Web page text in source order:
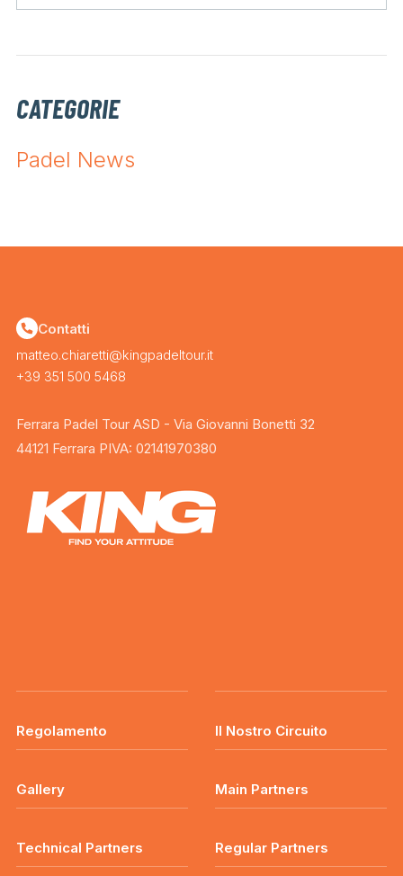
CATEGORIE
Padel News
Contatti
matteo.chiaretti@kingpadeltour.it
+39 351 500 5468
Ferrara Padel Tour ASD - Via Giovanni Bonetti 32
44121 Ferrara PIVA: 02141970380
Regolamento Il Nostro Circuito
Gallery Main Partners
Technical Partners Regular Partners